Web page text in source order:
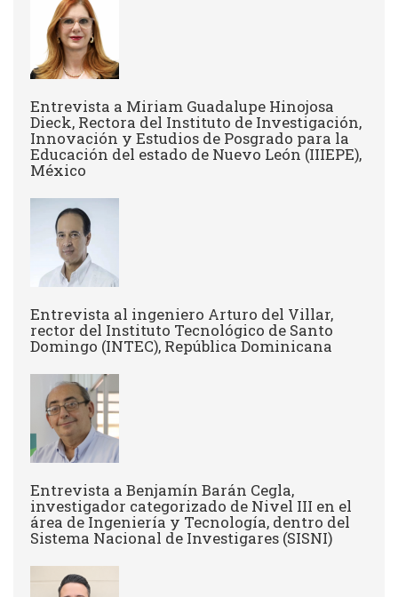
Entrevista a Miriam Guadalupe Hinojosa
Dieck, Rectora del Instituto de Investigación,
Innovación y Estudios de Posgrado para la
Educación del estado de Nuevo León (IIIEPE),
México
Entrevista al ingeniero Arturo del Villar,
rector del Instituto Tecnológico de Santo
Domingo (INTEC), República Dominicana
Entrevista a Benjamín Barán Cegla,
investigador categorizado de Nivel III en el
área de Ingeniería y Tecnología, dentro del
Sistema Nacional de Investigares (SISNI)